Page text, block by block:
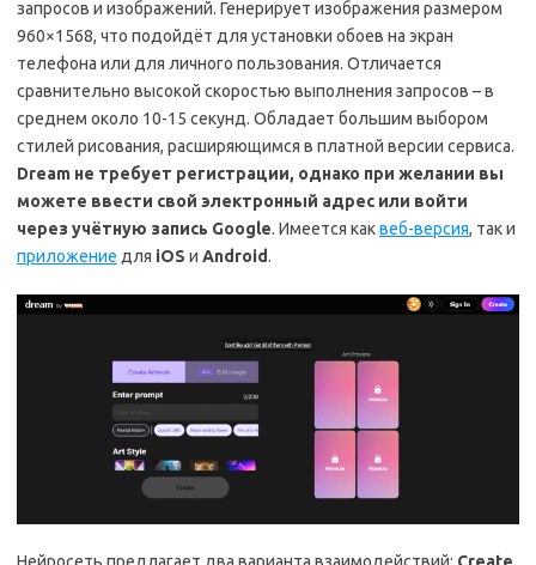
запросов и изображений. Генерирует изображения размером
960×1568, что подойдёт для установки обоев на экран
телефона или для личного пользования. Отличается
сравнительно высокой скоростью выполнения запросов – в
среднем около 10-15 секунд. Обладает большим выбором
стилей рисования, расширяющимся в платной версии сервиса.
Dream не требует регистрации, однако при желании вы
можете ввести свой электронный адрес или войти
через учётную запись Google. Имеется каквеб-версия, так и
приложение для iOS и Android.